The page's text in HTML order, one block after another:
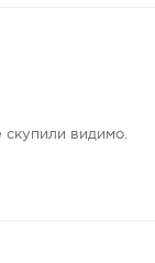
видимо.